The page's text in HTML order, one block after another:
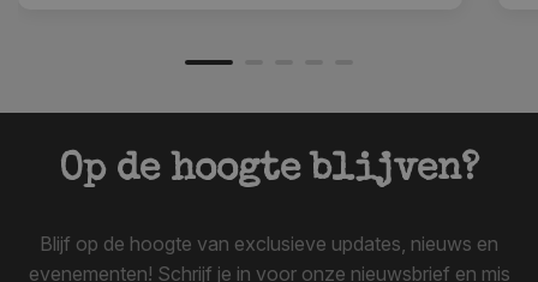
Op de hoogte blijven?
Blijf op de hoogte van exclusieve updates, nieuws en
evenementen! Schrijf je in voor onze nieuwsbrief en mis